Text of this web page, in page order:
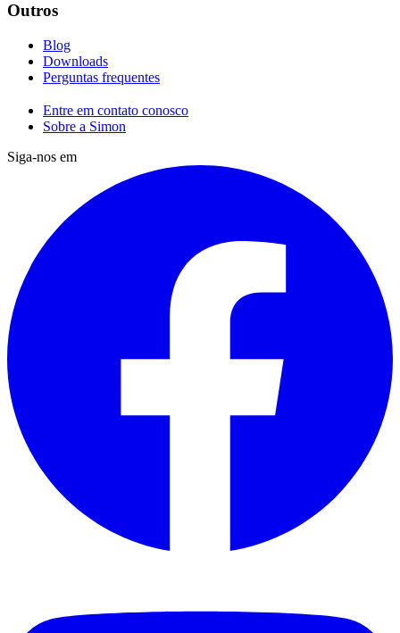
Outros
Blog
Downloads
Perguntas frequentes
Entre em contato conosco
Sobre a Simon
Siga-nos em